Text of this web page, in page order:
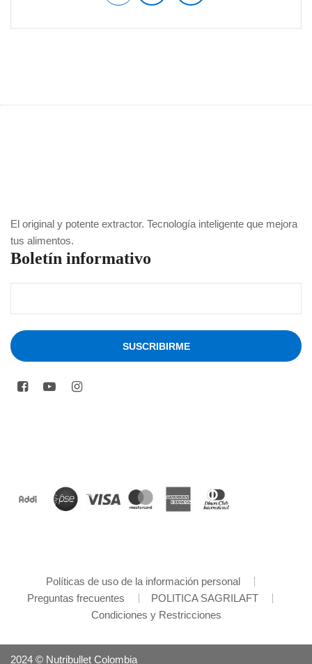
El original y potente extractor. Tecnología inteligente que mejora
tus alimentos.
Boletín informativo
Políticas de uso de la información personal
Preguntas frecuentes
POLITICA SAGRILAFT
Condiciones y Restricciones
2024 © Nutribullet Colombia